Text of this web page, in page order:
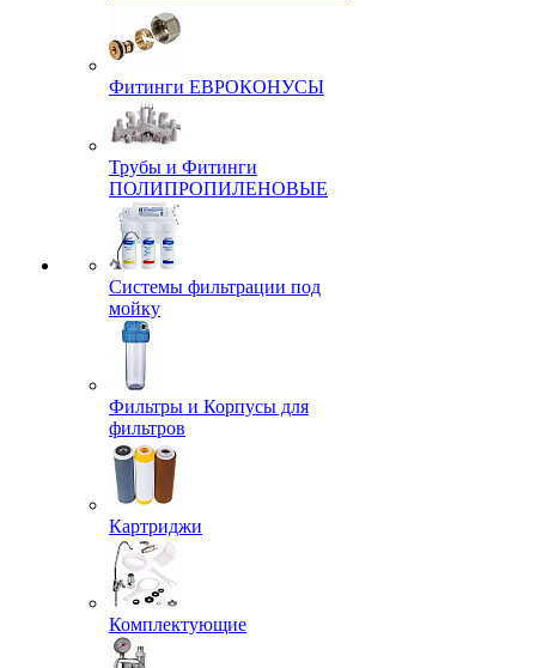
Фитинги ЕВРОКОНУСЫ
Трубы и Фитинги
ПОЛИПРОПИЛЕНОВЫЕ
Системы фильтрации под
мойку
Фильтры и Корпусы для
фильтров
Картриджи
Комплектующие